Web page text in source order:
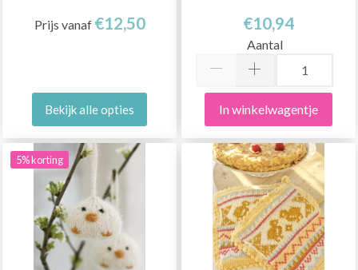
Prijs vanaf €12,50
Bekijk alle opties
€10,94
Aantal
In winkelwagentje
5% korting